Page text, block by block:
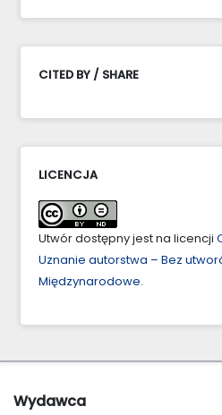
CITED BY / SHARE
LICENCJA
Utwór dostępny jest na licencji
Uznanie autorstwa – Bez
Międzynarodowe.
Wydawca